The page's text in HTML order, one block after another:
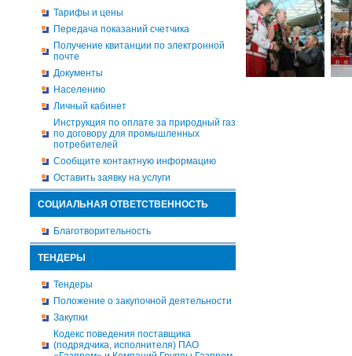
Тарифы и цены
Передача показаний счетчика
Получение квитанции по электронной
почте
Документы
Населению
Личный кабинет
Инструкция по оплате за природный газ
по договору для промышленных
потребителей
Сообщите контактную информацию
Оставить заявку на услуги
СОЦИАЛЬНАЯ ОТВЕТСТВЕННОСТЬ
Благотворительность
ТЕНДЕРЫ
Тендеры
Положение о закупочной деятельности
Закупки
Кодекс поведения поставщика
(подрядчика, исполнителя) ПАО